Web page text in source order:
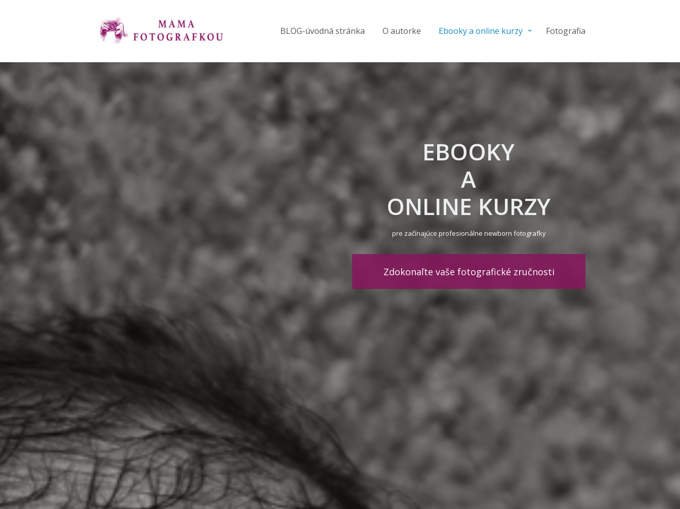
BLOG-úvodná stránka O autorke Ebooky a online kurzy Fotografia
EBOOKY
A
ONLINE KURZY
pre začínajúce profesionálne newborn fotografky
Zdokonaľte vaše fotografické zručnosti